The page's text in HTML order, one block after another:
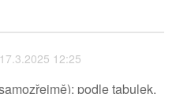
12:25
podle tabulek.